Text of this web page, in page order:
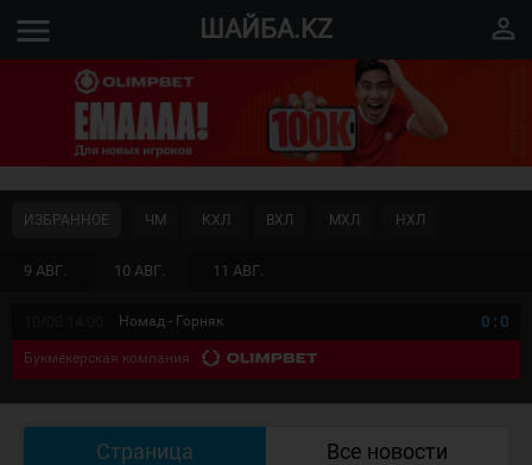
menu ШАЙБА.KZ perm_identity
9 АВГ. 10 АВГ. 11 АВГ.
ИЗБРАННОЕ ЧМ КХЛ ВХЛ МХЛ НХЛ
Номад - Горняк 0 : 0
Букмекерская компания
Страница Все новости